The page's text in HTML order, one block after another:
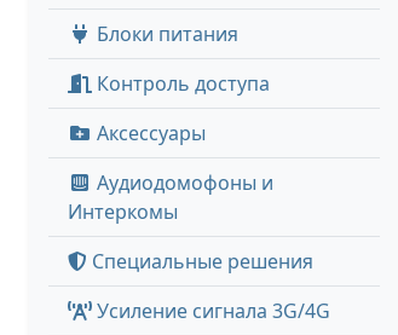
Блоки питания
Контроль доступа
Аксессуары
Аудиодомофоны и
Интеркомы
Специальные решения
Усиление сигнала 3G/4G